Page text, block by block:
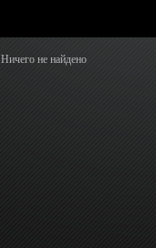
Ничего не найдено